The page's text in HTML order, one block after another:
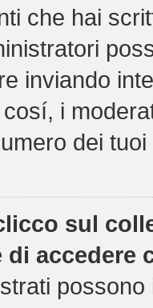
che hai
inviando
i
dei
sul
di accedere